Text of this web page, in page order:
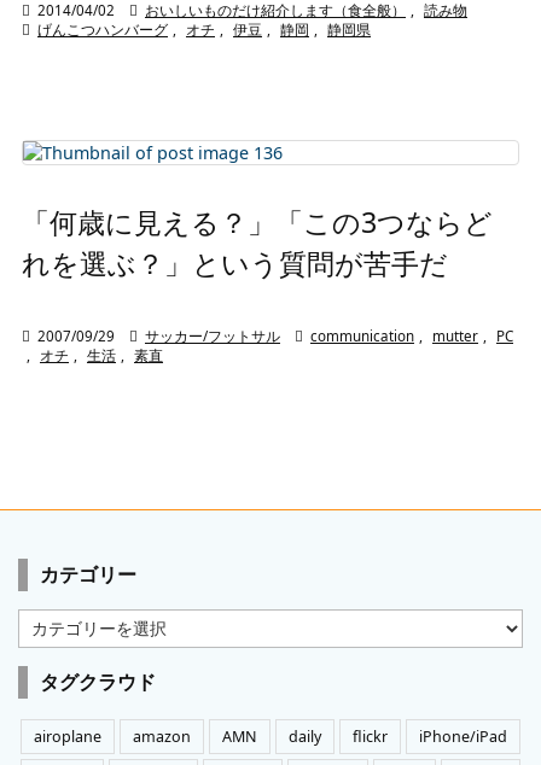
 2014/04/02  おいしいものだけ紹介します（食全般） , 読み物
 げんこつハンバーグ , オチ , 伊豆 , 静岡 , 静岡県
「何歳に見える？」「この3つならど
れを選ぶ？」という質問が苦手だ
 2007/09/29  サッカー/フットサル  communication , mutter , PC
, オチ , 生活 , 素直
カテゴリー
カ
テ
ゴ
リ
ー
タグクラウド
airoplane amazon AMN daily flickr
iPhone/iPad